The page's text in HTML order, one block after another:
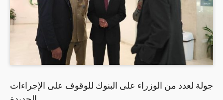
جولة لعدد من الوزراء على البنوك للوقوف على الإجراءات